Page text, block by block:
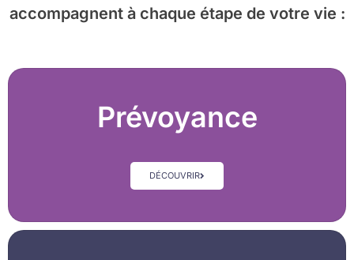
accompagnent à chaque étape de votre vie :
Prévoyance
DÉCOUVRIR